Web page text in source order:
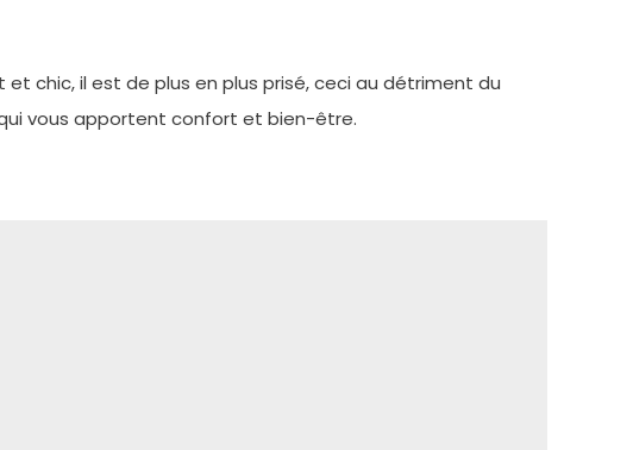
chic, il est de plus en plus prisé, ceci au détriment du
vous apportent confort et bien-être.